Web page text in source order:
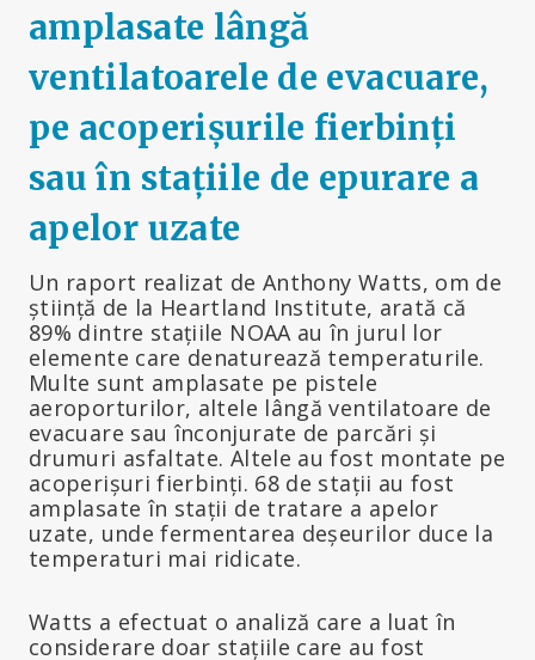
amplasate lângă
ventilatoarele de evacuare,
pe acoperișurile fierbinți
sau în stațiile de epurare a
apelor uzate
Un raport realizat de Anthony Watts, om de
știință de la Heartland Institute, arată că
89% dintre stațiile NOAA au în jurul lor
elemente care denaturează temperaturile.
Multe sunt amplasate pe pistele
aeroporturilor, altele lângă ventilatoare de
evacuare sau înconjurate de parcări și
drumuri asfaltate. Altele au fost montate pe
acoperișuri fierbinți. 68 de stații au fost
amplasate în stații de tratare a apelor
uzate, unde fermentarea deșeurilor duce la
temperaturi mai ridicate.
Watts a efectuat o analiză care a luat în
considerare doar stațiile care au fost